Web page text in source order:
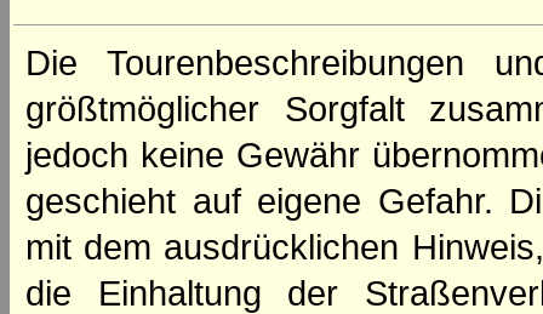
Die Tourenbeschreibungen
größtmöglicher Sorgfalt
jedoch keine Gewähr
geschieht auf eigene Gefahr.
mit dem ausdrücklichen
die Einhaltung der